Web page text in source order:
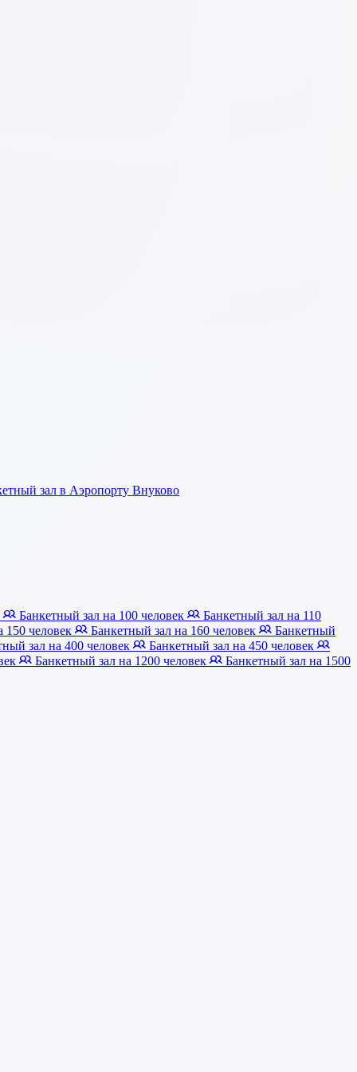
зал в Аэропорту Внуково
Банкетный зал на 100 человек
Банкетный зал на 110
150 человек
Банкетный зал на 160 человек
Банкетный
зал на 400 человек
Банкетный зал на 450 человек
Банкетный зал на 1200 человек Банкетный зал на 1500